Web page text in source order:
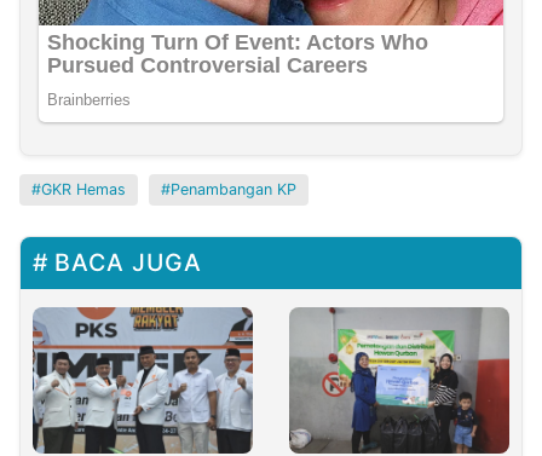
GKR Hemas Penambangan KP
BACA JUGA